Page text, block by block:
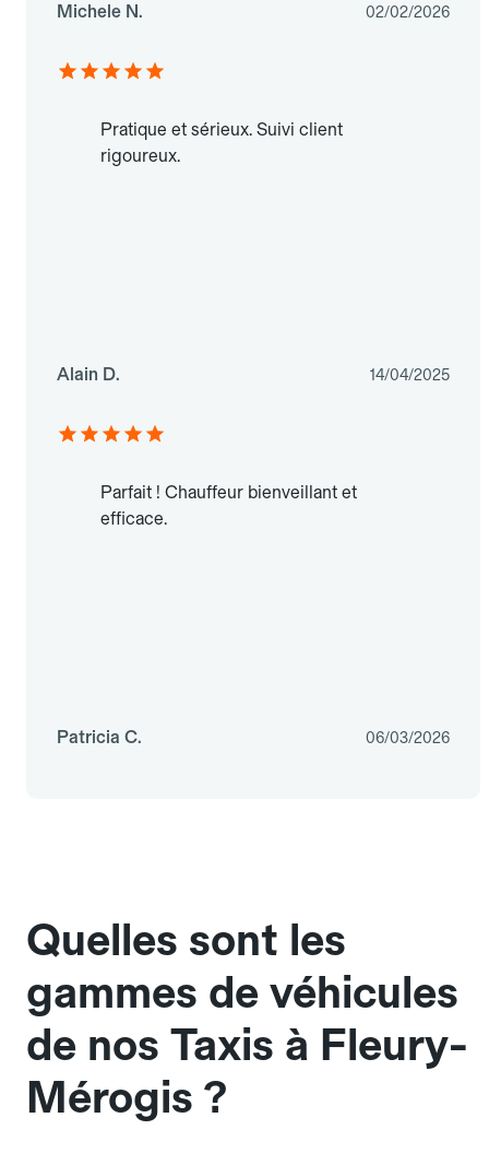
Michele N. 02/02/2026
Pratique et sérieux. Suivi client
rigoureux.
Alain D. 14/04/2025
Parfait ! Chauffeur bienveillant et
efficace.
Patricia C. 06/03/2026
Quelles sont les
gammes de véhicules
de nos Taxis à Fleury-
Mérogis ?